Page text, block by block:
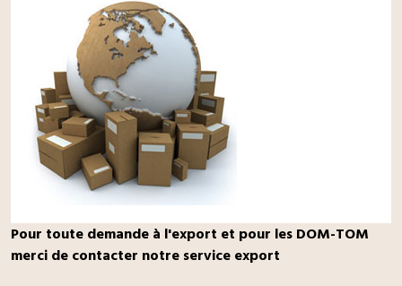
Pour toute demande à l'export et pour les DOM-TOM
merci de contacter notre service export